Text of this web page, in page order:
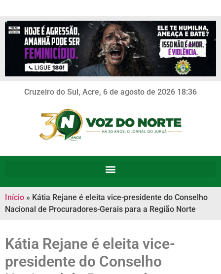
Cruzeiro do Sul, Acre, 6 de agosto de 2026 18:36
Início » Kátia Rejane é eleita vice-presidente do Conselho
Nacional de Procuradores-Gerais para a Região Norte
Kátia Rejane é eleita vice-
presidente do Conselho